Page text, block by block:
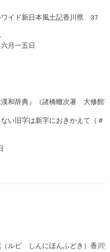
ルワイド新日本風土記香川
市川健夫
い
月一五日
芳子
和辞典』（諸橋轍次著　大修館
い旧字は新字におきかえて（＃
12日
ルビ　しんにほんふどき）香川